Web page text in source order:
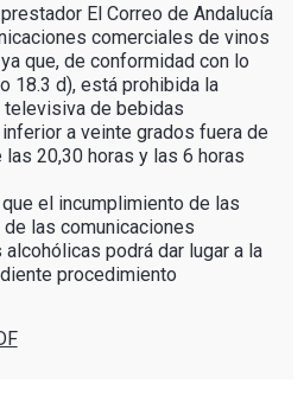
El Correo de Andalucía
comerciales de vinos
que, de conformidad con lo
18.3 d), está prohibida la
televisiva de bebidas
a veinte grados fuera de
20,30 horas y las 6 horas
el incumplimiento de las
las comunicaciones
podrá dar lugar a la
procedimiento